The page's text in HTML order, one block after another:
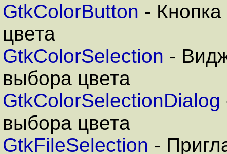
GtkColorButton -
цвета
GtkColorSelection -
выбора цвета
GtkColorSelectionDialog
выбора цвета
GtkFileSelection -